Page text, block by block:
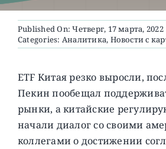
О ПРОЕКТЕ
Published On: Четверг, 17 марта, 2022
Categories: Аналитика, Новости с
ETF Китая резко выросли,
Пекин пообещал
рынки, а китайские
начали диалог со своими
коллегами о достижении